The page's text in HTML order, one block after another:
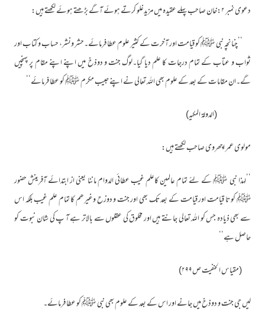
دعوی نمبر ۲:خان صاحب پہلے عقیدہ میں مزیدغلو کرتے ہوئے آگے بڑھتے ہوئے لکھتے ہیں:
’’چنانچہ نبی ﷺ کو قیامت اور آخرت کے کثیر علوم عطا فرمائے۔حشر ونشر، حساب و کتاب اور
ثواب و عتاب کے تمام درجات کا علم دیا گیا۔لوگ جنت و دوذخ میں اپنے اپنے مقام پر پہنچیں
گے۔ان مقامات کے بعد کے علوم بھی اللہ تعالی نے اپنے حبیب مکرم ﷺ کو عطا فرمائے‘‘
(الدولۃ المکیہ)
مولوی عمر اچھروی صاحب لکھتے ہیں:
’’لہذا نبی ﷺ کے لئے تمام عالمین کاعلم غیب عطائی الدوام ماننا یعنی از ابتدائے آفرینش حضور
ﷺ کو تا قیامت اور قیامت کے بعد تک بھی اور جنت و دوزح وغیرھم کا تمام علم غیب بلکہ اس
سے بھی ذیادہ جس کو اللہ تعالی جانتے ہیں اور مخلوق کی عقلوں سے بالاتر ہے آ پ کی شان نبوت کو
حاصل ہے‘‘
(مقیاس الحنفیت ص۲۹۹)
لیں جی جنت و دوذخ میں جانے اور اس کے بعد کے علوم بھی نبی ﷺ کو عطا فرمائے۔